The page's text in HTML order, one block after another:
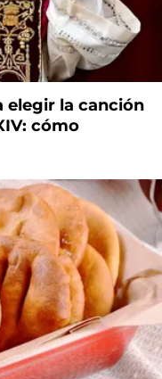
elegir la canción
cómo